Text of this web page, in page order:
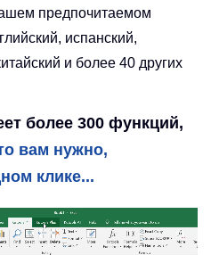
предпочитаемом
испанский,
и более 40 других
более 300 функций,
вам нужно,
клике...